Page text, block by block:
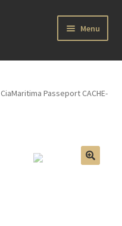
Menu
CiaMaritima Passeport CACHE-